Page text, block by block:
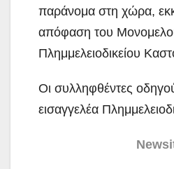
παράνομα στη χώρα,
απόφαση του
Πλημμελειοδικείου
Οι συλληφθέντες
εισαγγελέα